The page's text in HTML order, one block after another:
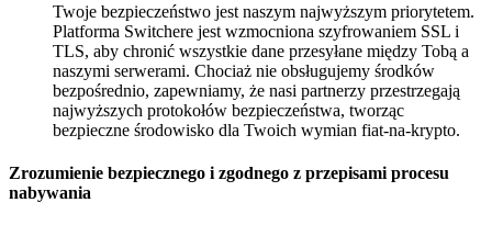
Twoje bezpieczeństwo jest naszym najwyższym priorytetem.
Platforma Switchere jest wzmocniona szyfrowaniem SSL i
TLS, aby chronić wszystkie dane przesyłane między Tobą a
naszymi serwerami. Chociaż nie obsługujemy środków
bezpośrednio, zapewniamy, że nasi partnerzy przestrzegają
najwyższych protokołów bezpieczeństwa, tworząc
bezpieczne środowisko dla Twoich wymian fiat-na-krypto.
Zrozumienie bezpiecznego i zgodnego z przepisami procesu
nabywania